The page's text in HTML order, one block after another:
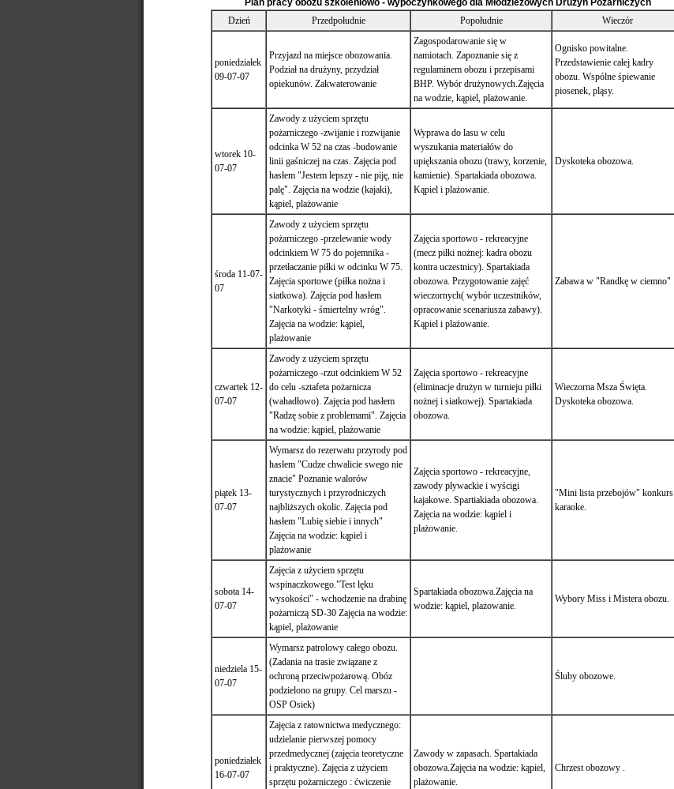
Plan pracy obozu szkoleniowo - wypoczynkowego dla Młodzieżowych Drużyn Pożarniczych
Dzień
Przedpołudnie Popołudnie Wieczór
poniedziałek
09-07-07
Przyjazd na miejsce obozowania.
Podział na drużyny, przydział
opiekunów. Zakwaterowanie
Zagospodarowanie się w
namiotach. Zapoznanie się z
regulaminem obozu i przepisami
BHP. Wybór drużynowych.Zajęcia
na wodzie, kąpiel, plażowanie.
Ognisko powitalne.
Przedstawienie całej kadry
obozu. Wspólne śpiewanie
piosenek, pląsy.
wtorek 10-
07-07
Zawody z użyciem sprzętu
pożarniczego -zwijanie i rozwijanie
odcinka W 52 na czas -budowanie
linii gaśniczej na czas. Zajęcia pod
hasłem "Jestem lepszy - nie piję, nie
palę". Zajęcia na wodzie (kajaki),
kąpiel, plażowanie
Wyprawa do lasu w celu
wyszukania materiałów do
upiększania obozu (trawy, korzenie,
kamienie). Spartakiada obozowa.
Kąpiel i plażowanie.
Dyskoteka obozowa.
środa 11-07-
07
Zawody z użyciem sprzętu
pożarniczego -przelewanie wody
odcinkiem W 75 do pojemnika -
przetłaczanie piłki w odcinku W 75.
Zajęcia sportowe (piłka nożna i
siatkowa). Zajęcia pod hasłem
"Narkotyki - śmiertelny wróg".
Zajęcia na wodzie: kąpiel,
plażowanie
Zajęcia sportowo - rekreacyjne
(mecz piłki nożnej: kadra obozu
kontra uczestnicy). Spartakiada
obozowa. Przygotowanie zajęć
wieczornych( wybór uczestników,
opracowanie scenariusza zabawy).
Kąpiel i plażowanie.
Zabawa w "Randkę w ciemno"
czwartek 12-
07-07
Zawody z użyciem sprzętu
pożarniczego -rzut odcinkiem W 52
do celu -sztafeta pożarnicza
(wahadłowo). Zajęcia pod hasłem
"Radzę sobie z problemami". Zajęcia
na wodzie: kąpiel, plażowanie
Zajęcia sportowo - rekreacyjne
(eliminacje drużyn w turnieju piłki
nożnej i siatkowej). Spartakiada
obozowa.
Wieczorna Msza Święta.
Dyskoteka obozowa.
piątek 13-
07-07
Wymarsz do rezerwatu przyrody pod
hasłem "Cudze chwalicie swego nie
znacie" Poznanie walorów
turystycznych i przyrodniczych
najbliższych okolic. Zajęcia pod
hasłem "Lubię siebie i innych"
Zajęcia na wodzie: kąpiel i
plażowanie
Zajęcia sportowo - rekreacyjne,
zawody pływackie i wyścigi
kajakowe. Spartiakiada obozowa.
Zajęcia na wodzie: kąpiel i
plażowanie.
"Mini lista przebojów" konkurs
karaoke.
sobota 14-
07-07
Zajęcia z użyciem sprzętu
wspinaczkowego."Test lęku
wysokości" - wchodzenie na drabinę
pożarniczą SD-30 Zajęcia na wodzie:
kąpiel, plażowanie
Spartakiada obozowa.Zajęcia na
wodzie: kąpiel, plażowanie.
Wybory Miss i Mistera obozu.
niedziela 15-
07-07
Wymarsz patrolowy całego obozu.
(Zadania na trasie związane z
ochroną przeciwpożarową. Obóz
podzielono na grupy. Cel marszu -
OSP Osiek)
Śluby obozowe.
poniedziałek
16-07-07
Zajęcia z ratownictwa medycznego:
udzielanie pierwszej pomocy
przedmedycznej (zajęcia teoretyczne
i praktyczne). Zajęcia z użyciem
sprzętu pożarniczego : ćwiczenie
Zawody w zapasach. Spartakiada
obozowa.Zajęcia na wodzie: kąpiel,
plażowanie.
Chrzest obozowy .